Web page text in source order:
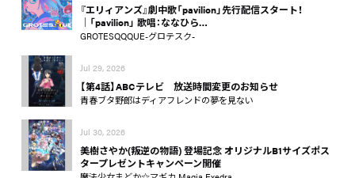
『エリィアンズ』劇中歌「pavilion」先行配信スタート！
│「pavilion」 歌唱：ななひら…
GROTESQQQUE-グロテスク-
Jul 29, 2026
【第4話】ABCテレビ 放送時間変更のお知らせ
青春ブタ野郎はディアフレンドの夢を見ない
Jul 30, 2026
美樹さやか(叛逆の物語) 登場記念 オリジナルB1サイズポス
タープレゼントキャンペーン開催